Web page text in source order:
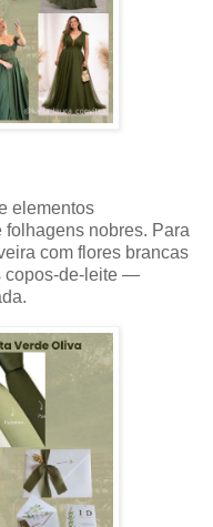
elementos
nobres. Para
com flores brancas
copos-de-leite —